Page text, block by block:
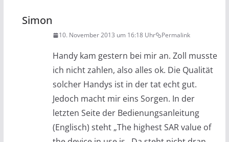
Simon
10. November 2013 um 16:18 Uhr Permalink
Handy kam gestern bei mir an. Zoll musste
ich nicht zahlen, also alles ok. Die Qualität
solcher Handys ist in der tat echt gut.
Jedoch macht mir eins Sorgen. In der
letzten Seite der Bedienungsanleitung
(Englisch) steht „The highest SAR value of